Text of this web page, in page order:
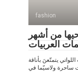
fashion
من أشهر
العربيات
يتمتّعنَ بأناقة
ساحرة ولاسيّما في